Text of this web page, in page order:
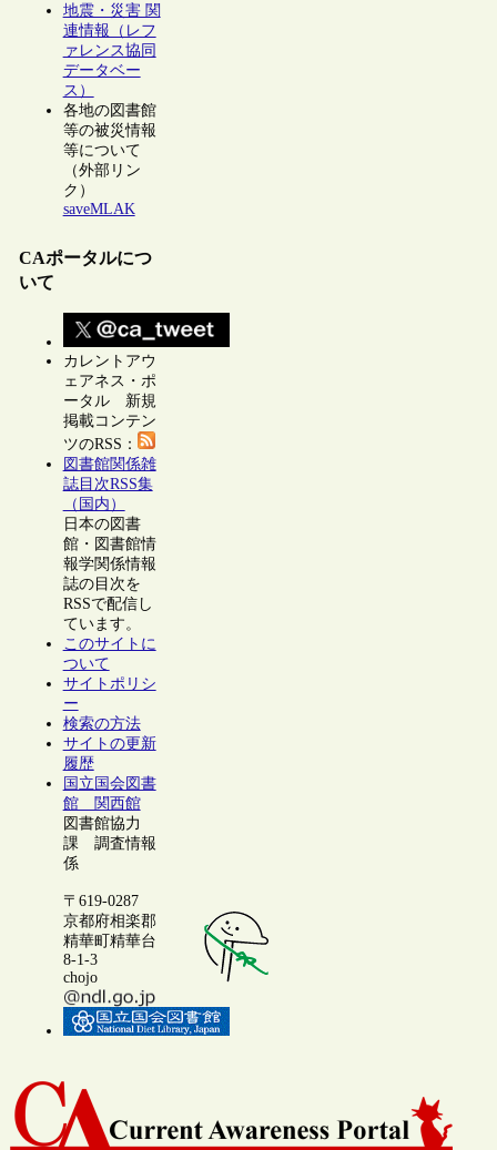
地震・災害 関
連情報（レフ
ァレンス協同
データベー
ス）
各地の図書館
等の被災情報
等について
（外部リン
ク）
saveMLAK
CAポータルにつ
いて
カレントアウ
ェアネス・ポ
ータル 新規
掲載コンテン
ツのRSS：
図書館関係雑
誌目次RSS集
（国内）
日本の図書
館・図書館情
報学関係情報
誌の目次を
RSSで配信し
ています。
このサイトに
ついて
サイトポリシ
ー
検索の方法
サイトの更新
履歴
国立国会図書
館 関西館
図書館協力
課 調査情報
係
〒619-0287
京都府相楽郡
精華町精華台
8-1-3
chojo